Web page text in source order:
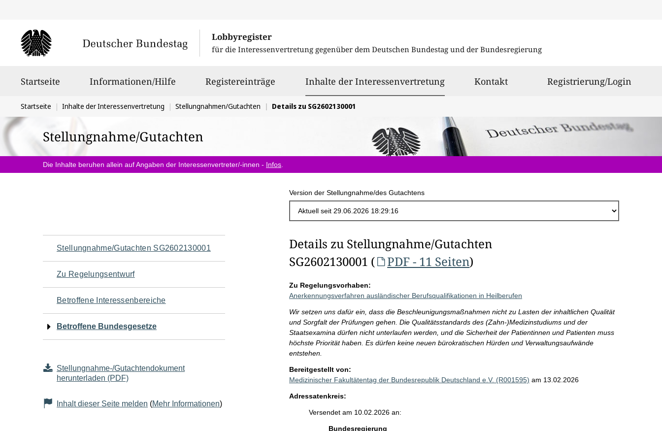
Lobbyregister
für die Interessenvertretung gegenüber dem Deutschen Bundestag und der Bundesregierung
Startseite Informationen/Hilfe Registereinträge Inhalte der Interessenvertretungausgewählt
Kontakt Registrierung/Login
Sie
befinden
sich
hier:
Startseite Inhalte der Interessenvertretung Stellungnahmen/Gutachten Details zu SG2602130001
Stellungnahme/Gutachten
Die Inhalte beruhen allein auf Angaben der Interessenvertreter/-innen - Infos
Version der Stellungnahme/des Gutachtens
Navigation
für
den
Seiteninhalt
Stellungnahme/Gutachten SG2602130001
Zu Regelungsentwurf
Betroffene Interessenbereiche
Betroffene Bundesgesetze
Stellungnahme-/Gutachtendokument
herunterladen (PDF)
Inhalt dieser Seite melden (Mehr Informationen)
Details zu Stellungnahme/Gutachten
SG2602130001 (
PDF - 11 Seiten)
Zu Regelungsvorhaben:
Anerkennungsverfahren ausländischer Berufsqualifikationen in Heilberufen
Wir setzen uns dafür ein, dass die Beschleunigungsmaßnahmen nicht zu Lasten der inhaltlichen Qualität
und Sorgfalt der Prüfungen gehen. Die Qualitätsstandards des (Zahn-)Medizinstudiums und der
Staatsexamina dürfen nicht unterlaufen werden, und die Sicherheit der Patientinnen und Patienten muss
höchste Priorität haben. Es dürfen keine neuen bürokratischen Hürden und Verwaltungsaufwände
entstehen.
Bereitgestellt von:
Medizinischer Fakultätentag der Bundesrepublik Deutschland e.V. (R001595) am 13.02.2026
Adressatenkreis:
Versendet am 10.02.2026 an:
Bundesregierung